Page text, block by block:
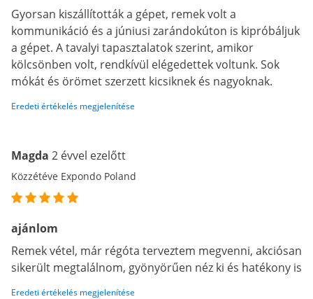
Gyorsan kiszállították a gépet, remek volt a
kommunikáció és a júniusi zarándokúton is kipróbáljuk
a gépet. A tavalyi tapasztalatok szerint, amikor
kölcsönben volt, rendkívül elégedettek voltunk. Sok
mókát és örömet szerzett kicsiknek és nagyoknak.
Eredeti értékelés megjelenítése
Magda 2 évvel ezelőtt
Közzétéve Expondo Poland
ajánlom
Remek vétel, már régóta terveztem megvenni, akciósan
sikerült megtalálnom, gyönyörűen néz ki és hatékony is
Eredeti értékelés megjelenítése